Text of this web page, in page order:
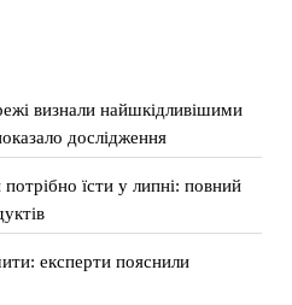
визнали найшкідливішими
дослідження
їсти у липні: повний
експерти пояснили